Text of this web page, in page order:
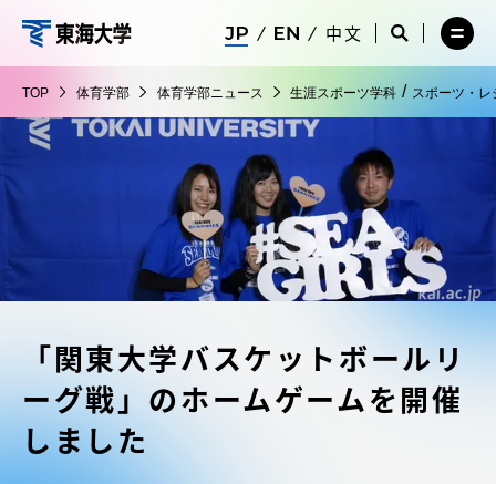
ス
育
学
部
中文
サ
ト
検
索
開
く
サ
イ
索
を
メ
ー
を
TOP 体育学部 体育学部ニュース 生涯スポーツ学科 / スポーツ・
「関東大学バスケットボールリ
ーグ戦」のホームゲームを開催
しました
メ
ニ
を
閉
在学生・保護者向けポータル（TIPS）
受験・入学案内
教員・研究者ガイド
大学の概要
教育・研究